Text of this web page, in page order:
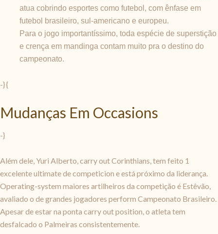
atua cobrindo esportes como futebol, com ênfase em
futebol brasileiro, sul-americano e europeu.
Para o jogo importantíssimo, toda espécie de superstição
e crença em mandinga contam muito pra o destino do
campeonato.
-} {
Mudanças Em Occasions
-}
Além dele, Yuri Alberto, carry out Corinthians, tem feito 1
excelente ultimate de competicion e está próximo da liderança.
Operating-system maiores artilheiros da competição é Estêvão,
avaliado o de grandes jogadores perform Campeonato Brasileiro.
Apesar de estar na ponta carry out position, o atleta tem
desfalcado o Palmeiras consistentemente.